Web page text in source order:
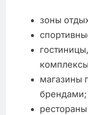
зоны
магазины
брендами;